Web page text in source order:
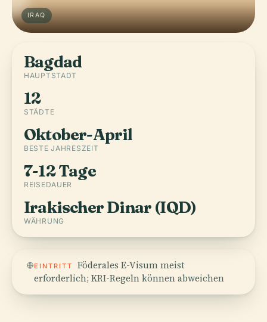
IRAQ
Bagdad
HAUPTSTADT
12
STÄDTE
Oktober-April
BESTE JAHRESZEIT
7-12 Tage
REISEDAUER
Irakischer Dinar (IQD)
WÄHRUNG
EINTRITT
Föderales E-Visum meist
erforderlich; KRI-Regeln können abweichen